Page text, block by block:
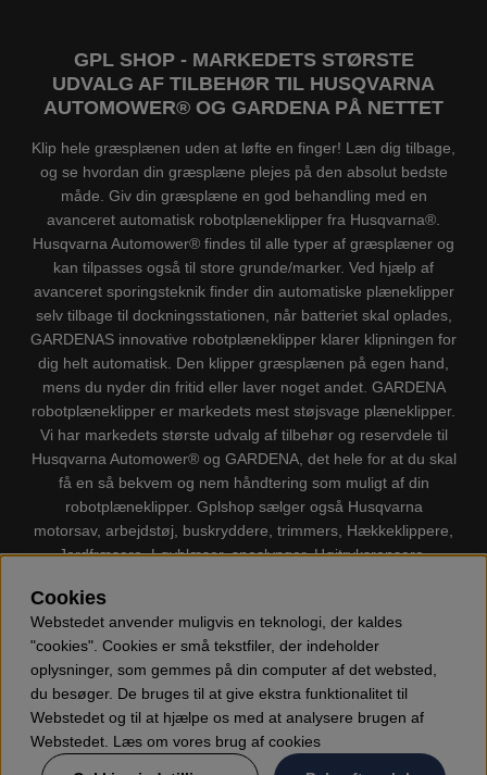
GPL SHOP - MARKEDETS STØRSTE
UDVALG AF TILBEHØR TIL HUSQVARNA
AUTOMOWER® OG GARDENA PÅ NETTET
Klip hele græsplænen uden at løfte en finger! Læn dig tilbage,
og se hvordan din græsplæne plejes på den absolut bedste
måde. Giv din græsplæne en god behandling med en
avanceret automatisk robotplæneklipper fra Husqvarna®.
Husqvarna Automower® findes til alle typer af græsplæner og
kan tilpasses også til store grunde/marker. Ved hjælp af
avanceret sporingsteknik finder din automatiske plæneklipper
selv tilbage til dockningsstationen, når batteriet skal oplades,
GARDENAS innovative robotplæneklipper klarer klipningen for
dig helt automatisk. Den klipper græsplænen på egen hand,
mens du nyder din fritid eller laver noget andet. GARDENA
robotplæneklipper er markedets mest støjsvage plæneklipper.
Vi har markedets største udvalg af tilbehør og reservdele til
Husqvarna Automower® og GARDENA, det hele for at du skal
få en så bekvem og nem håndtering som muligt af din
robotplæneklipper. Gplshop sælger også Husqvarna
motorsav, arbejdstøj, buskryddere, trimmers, Hækkeklippere,
Jordfræsere, Løvblæser, sneslynger, Højtryksrensere,
Cookies
Webstedet anvender muligvis en teknologi, der kaldes
"cookies". Cookies er små tekstfiler, der indeholder
oplysninger, som gemmes på din computer af det websted,
du besøger. De bruges til at give ekstra funktionalitet til
Webstedet og til at hjælpe os med at analysere brugen af
Webstedet. Læs om vores brug af cookies